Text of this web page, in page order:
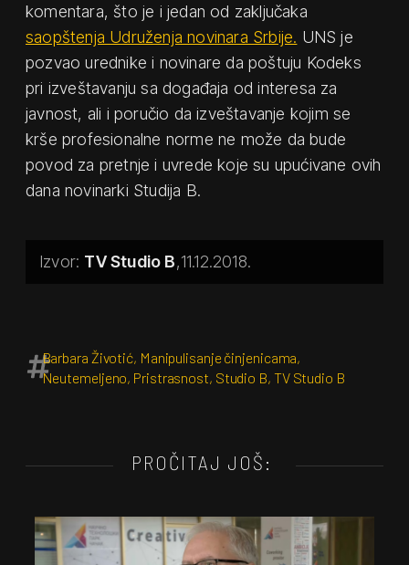
komentara, što je i jedan od zaključaka
saopštenja Udruženja novinara Srbije. UNS je
pozvao urednike i novinare da poštuju Kodeks
pri izveštavanju sa događaja od interesa za
javnost, ali i poručio da izveštavanje kojim se
krše profesionalne norme ne može da bude
povod za pretnje i uvrede koje su upućivane ovih
dana novinarki Studija B.
TV Studio B 11.12.2018.
Barbara Životić, Manipulisanje činjenicama,
Neutemeljeno, Pristrasnost, Studio B, TV Studio B
PROČITAJ JOŠ: